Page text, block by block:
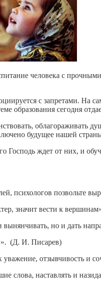
человека с
с запретами. На
образования сегодня
облагораживать
будущее нашей
Господь ждет от них, и
психологов позвольте
значит вести к
вынянчивать, но и дать
(Д. И. Писарев)
отзывчивость и
слова, наставлять и